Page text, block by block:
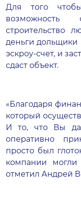
Для того
строительство
деньги дольщики
эскроу-счет, и
сдаст объект.
«Благодаря
который
И то, что Вы
оперативно
просто был
компании
отметил Андрей